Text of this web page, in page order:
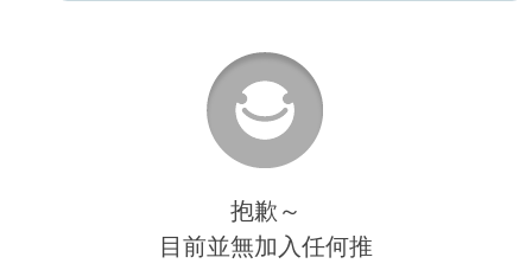
聯絡我們
抱歉～
目前並無加入任何推